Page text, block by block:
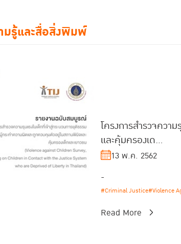
มรู้และสื่อสิ่งพิมพ์
โครงการสำรวจควา
และคุ้มครองเด...
13 พ.ค. 2562
-
#Criminal Justice#Violence
Read More